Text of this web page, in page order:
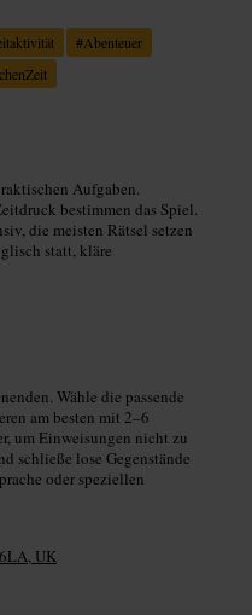
#Abenteuer
Aufgaben.
bestimmen das Spiel.
die meisten Rätsel setzen
statt, kläre
Wähle die passende
am besten mit 2–6
um Einweisungen nicht zu
schließe lose Gegenstände
oder speziellen
UK